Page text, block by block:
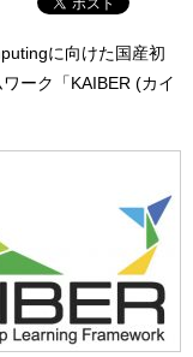
に向けた国産初
ーク「KAIBER (カイ